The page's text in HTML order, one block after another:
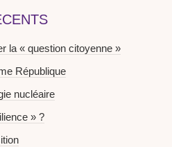
la « question citoyenne »
République
nucléaire
» ?